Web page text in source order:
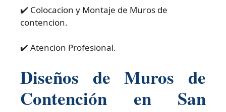
✔️ Colocacion y Montaje de Muros de
contencion.
✔️ Atencion Profesional.
Diseños de Muros de
Contención en San